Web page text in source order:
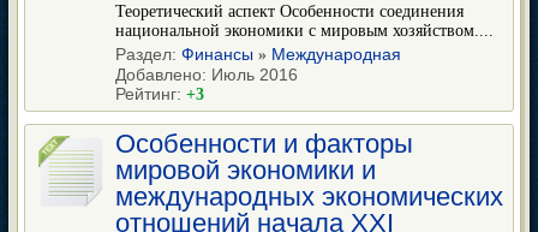
Теоретический аспект Особенности соединения
национальной экономики с мировым хозяйством....
Раздел: Финансы » Международная
Добавлено: Июль 2016
Рейтинг: +3
Особенности и факторы
мировой экономики и
международных экономических
отношений начала XXI